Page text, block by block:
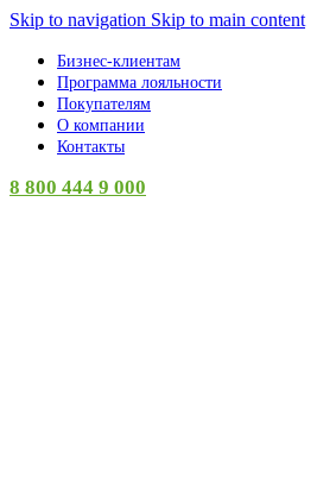
Skip to navigation Skip to main content
Бизнес-клиентам
Программа лояльности
Покупателям
О компании
Контакты
8 800 444 9 000